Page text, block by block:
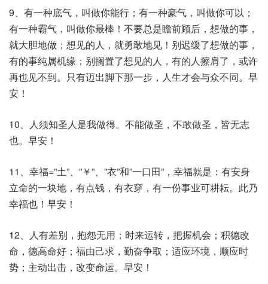
9、有一种底气，叫做你能行；有一种豪气，叫做你可以；
有一种霸气，叫做你最棒！不要总是瞻前顾后，想做的事，
就大胆地做；想见的人，就勇敢地见！别迟缓了想做的事，
有的事纯属机缘；别搁置了想见的人，有的人擦肩了，或许
再也见不到。只有迈出脚下那一步，人生才会与众不同。早
安！
10、人须知圣人是我做得。不能做圣，不敢做圣，皆无志
也。早安！
11、幸福=”土”、”￥”、”衣”和”一口田”，幸福就是：有安身
立命的一块地，有点钱，有衣穿，有一份事业可耕耘。此乃
幸福也！早安！
12、人有差别，抱怨无用；时来运转，把握机会；积德改
命，德高命好；福由己求，勤奋争取；适应环境，顺应时
势；主动出击，改变命运。早安！